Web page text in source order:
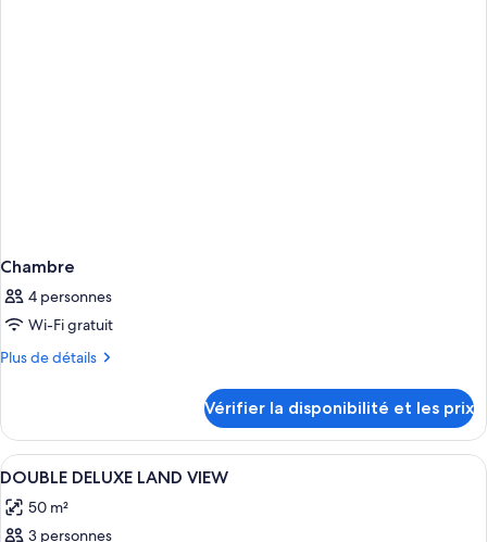
Chambre
4 personnes
Wi-Fi gratuit
Plus de détails
Plus
le
type
de
Chambre
Vérifier la disponibilité et les prix
Afficher
toutes
les
Une chambre d’hôtel avec un lit, un
4
DOUBLE DELUXE LAND VIEW
50 m²
3 personnes